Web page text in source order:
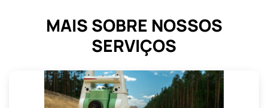
MAIS SOBRE NOSSOS
SERVIÇOS